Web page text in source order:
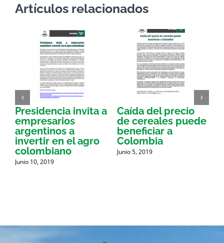
Artículos relacionados
Presidencia invita a
empresarios
argentinos a
invertir en el agro
colombiano
Junio 10, 2019
Caída del precio
de cereales puede
beneficiar a
Colombia
Junio 5, 2019